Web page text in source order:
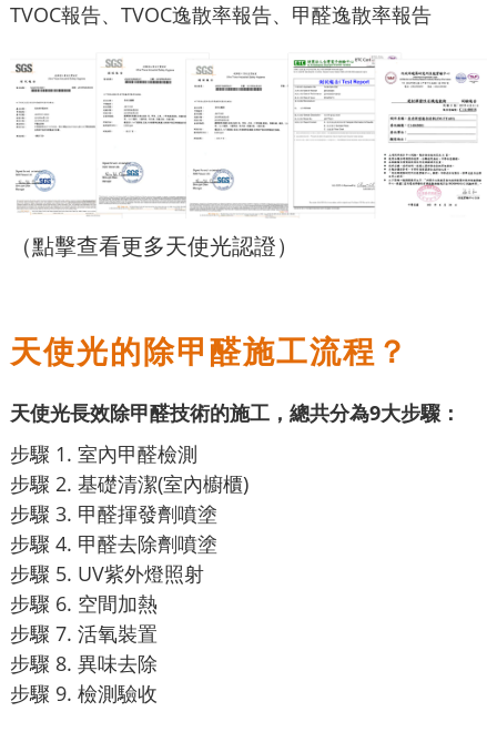
TVOC報告、TVOC逸散率報告、甲醛逸散率報告
（點擊查看更多天使光認證）
天使光的除甲醛施工流程？
天使光長效除甲醛技術的施工，總共分為9大步驟：
步驟 1. 室內甲醛檢測
步驟 2. 基礎清潔(室內櫥櫃)
步驟 3. 甲醛揮發劑噴塗
步驟 4. 甲醛去除劑噴塗
步驟 5. UV紫外燈照射
步驟 6. 空間加熱
步驟 7. 活氧裝置
步驟 8. 異味去除
步驟 9. 檢測驗收